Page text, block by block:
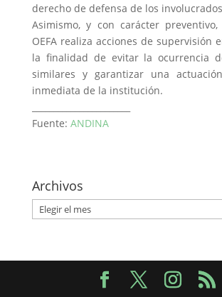
derecho de defensa de los
Asimismo, y con carácter
OEFA realiza acciones de supervisión
la finalidad de evitar la ocurrencia
similares y garantizar una
inmediata de la institución.
Fuente: ANDINA
Archivos
Archivos